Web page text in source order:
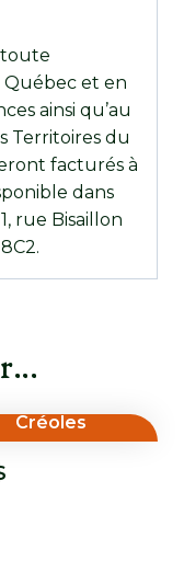
Québec et en
ainsi qu’au
Territoires du
facturés à
dans
rue Bisaillon
Créoles